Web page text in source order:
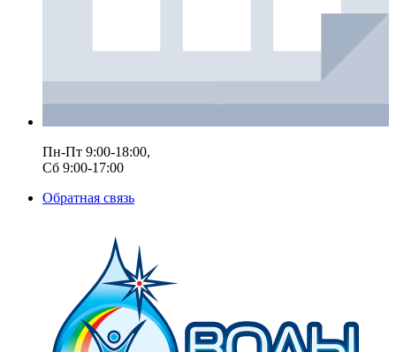
Пн-Пт 9:00-18:00,
Сб 9:00-17:00
Обратная связь